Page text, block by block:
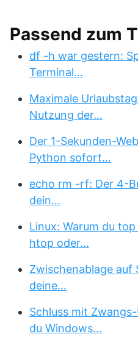
Passend zum
df -h war gestern:
Terminal…
Maximale
Nutzung der…
Der 1-Sekunden-
Python sofort…
echo rm -rf: Der 4-
dein…
Linux: Warum du
htop oder…
Zwischenablage auf
deine…
Schluss mit
du Windows…